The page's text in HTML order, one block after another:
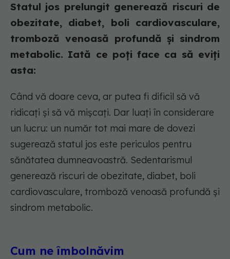
Statul jos prelungit generează riscuri de
obezitate, diabet, boli cardiovasculare,
tromboză venoasă profundă și sindrom
metabolic. Iată ce poți face ca să eviți
asta:
Când vă doare ceva, ar putea fi dificil să vă
ridicați și să vă mișcați. Dar luați în considerare
un lucru: un număr tot mai mare de dovezi
sugerează statul jos este periculos pentru
sănătatea dumneavoastră. Sedentarismul
generează riscuri de obezitate, diabet, boli
cardiovasculare, tromboză venoasă profundă și
sindrom metabolic.
Cum ne îmbolnăvim